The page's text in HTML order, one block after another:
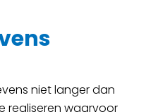
niet langer dan
realiseren waarvoor